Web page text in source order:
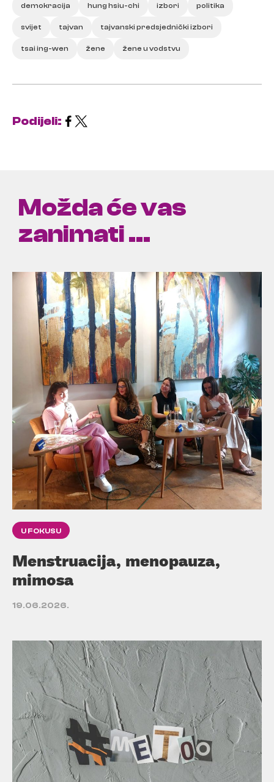
demokracija hung hsiu-chi izbori politika
svijet tajvan tajvanski predsjednički izbori
tsai ing-wen žene žene u vodstvu
Podijeli:
Možda će vas
zanimati ...
U FOKUSU
Menstruacija, menopauza,
mimosa
19.06.2026.